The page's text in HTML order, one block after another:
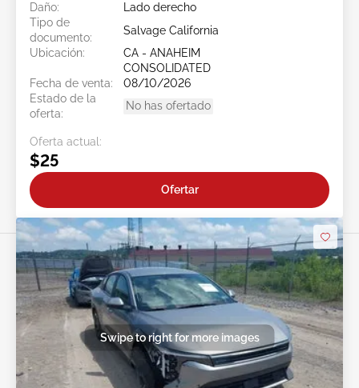
Daño:
Lado derecho
Tipo de
documento:
Salvage California
Ubicación:
CA - ANAHEIM
CONSOLIDATED
Fecha de venta:
08/10/2026
Estado de la
oferta:
No has ofertado
Oferta actual:
$25
Ofertar
Swipe to right for more images